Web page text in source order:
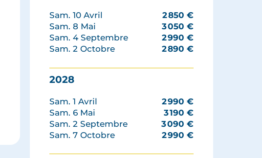
Sam. 10 Avril 2 850 €
Sam. 8 Mai
3 050 €
Sam. 4 Septembre
2 990 €
Sam. 2 Octobre
2 890 €
2028
Sam. 1 Avril 2 990 €
Sam. 6 Mai
3 190 €
Sam. 2 Septembre
3 090 €
Sam. 7 Octobre
2 990 €